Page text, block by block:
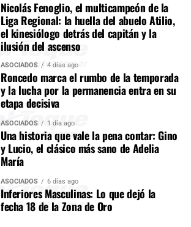
Nicolás Fenoglio, el multicampeón de la
Liga Regional: la huella del abuelo Atilio,
el kinesiólogo detrás del capitán y la
ilusión del ascenso
ASOCIADOS 4 días ago
Roncedo marca el rumbo de la temporada
y la lucha por la permanencia entra en su
etapa decisiva
ASOCIADOS 1 día ago
Una historia que vale la pena contar: Gino
y Lucio, el clásico más sano de Adelia
María
ASOCIADOS 6 días ago
Inferiores Masculinas: Lo que dejó la
fecha 18 de la Zona de Oro